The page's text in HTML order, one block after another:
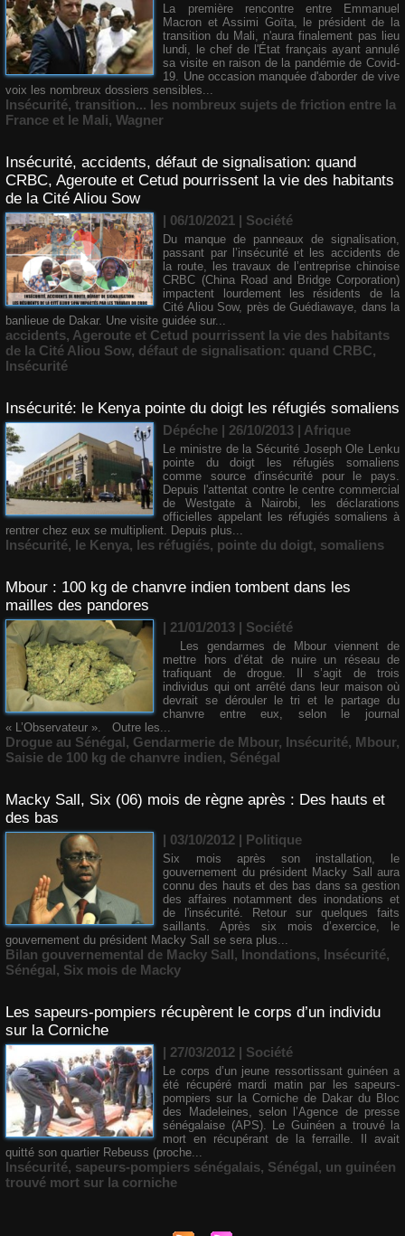
La première rencontre entre Emmanuel
Macron et Assimi Goïta, le président de la
transition du Mali, n'aura finalement pas lieu
lundi, le chef de l'État français ayant annulé
sa visite en raison de la pandémie de Covid-
19. Une occasion manquée d'aborder de vive
voix les nombreux dossiers sensibles...
Insécurité, transition... les nombreux sujets de friction entre la
France et le Mali, Wagner
Insécurité, accidents, défaut de signalisation: quand
CRBC, Ageroute et Cetud pourrissent la vie des habitants
de la Cité Aliou Sow
| 06/10/2021 | Société
Du manque de panneaux de signalisation,
passant par l’insécurité et les accidents de
la route, les travaux de l’entreprise chinoise
CRBC (China Road and Bridge Corporation)
impactent lourdement les résidents de la
Cité Aliou Sow, près de Guédiawaye, dans la
banlieue de Dakar. Une visite guidée sur...
accidents, Ageroute et Cetud pourrissent la vie des habitants
de la Cité Aliou Sow, défaut de signalisation: quand CRBC,
Insécurité
Insécurité: le Kenya pointe du doigt les réfugiés somaliens
Dépéche | 26/10/2013 | Afrique
Le ministre de la Sécurité Joseph Ole Lenku
pointe du doigt les réfugiés somaliens
comme source d'insécurité pour le pays.
Depuis l'attentat contre le centre commercial
de Westgate à Nairobi, les déclarations
officielles appelant les réfugiés somaliens à
rentrer chez eux se multiplient. Depuis plus...
Insécurité, le Kenya, les réfugiés, pointe du doigt, somaliens
Mbour : 100 kg de chanvre indien tombent dans les
mailles des pandores
| 21/01/2013 | Société
Les gendarmes de Mbour viennent de
mettre hors d’état de nuire un réseau de
trafiquant de drogue. Il s’agit de trois
individus qui ont arrêté dans leur maison où
devrait se dérouler le tri et le partage du
chanvre entre eux, selon le journal
« L’Observateur ». Outre les...
Drogue au Sénégal, Gendarmerie de Mbour, Insécurité, Mbour,
Saisie de 100 kg de chanvre indien, Sénégal
Macky Sall, Six (06) mois de règne après : Des hauts et
des bas
| 03/10/2012 | Politique
Six mois après son installation, le
gouvernement du président Macky Sall aura
connu des hauts et des bas dans sa gestion
des affaires notamment des inondations et
de l'insécurité. Retour sur quelques faits
saillants. Après six mois d’exercice, le
gouvernement du président Macky Sall se sera plus...
Bilan gouvernemental de Macky Sall, Inondations, Insécurité,
Sénégal, Six mois de Macky
Les sapeurs-pompiers récupèrent le corps d’un individu
sur la Corniche
| 27/03/2012 | Société
Le corps d’un jeune ressortissant guinéen a
été récupéré mardi matin par les sapeurs-
pompiers sur la Corniche de Dakar du Bloc
des Madeleines, selon l’Agence de presse
sénégalaise (APS). Le Guinéen a trouvé la
mort en récupérant de la ferraille. Il avait
quitté son quartier Rebeuss (proche...
Insécurité, sapeurs-pompiers sénégalais, Sénégal, un guinéen
trouvé mort sur la corniche